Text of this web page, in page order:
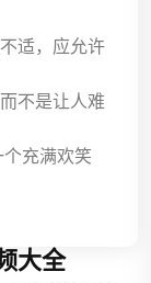
适，应允许
不是让人难
充满欢笑
大全